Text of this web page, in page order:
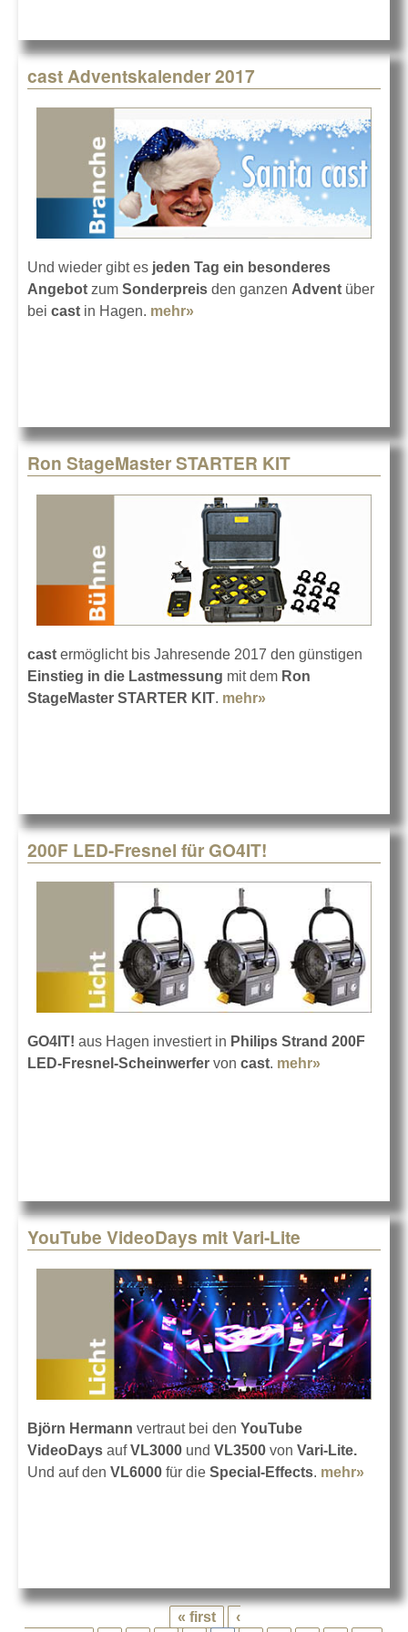
cast Adventskalender 2017
Und wieder gibt es jeden Tag ein besonderes
Angebot zum Sonderpreis den ganzen Advent über
bei cast in Hagen. mehr»
Ron StageMaster STARTER KIT
cast ermöglicht bis Jahresende 2017 den günstigen
Einstieg in die Lastmessung mit dem Ron
StageMaster STARTER KIT. mehr»
200F LED-Fresnel für GO4IT!
GO4IT! aus Hagen investiert in Philips Strand 200F
LED-Fresnel-Scheinwerfer von cast. mehr»
YouTube VideoDays mit Vari-Lite
Björn Hermann vertraut bei den YouTube
VideoDays aufVL3000 und VL3500 von Vari-Lite.
Und auf den VL6000 für die Special-Effects. mehr»
« first
‹